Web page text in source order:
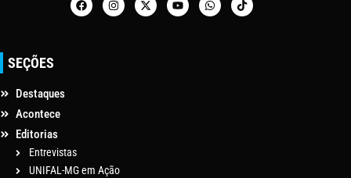
SEÇÕES
Destaques
Acontece
Editorias
Entrevistas
UNIFAL-MG em Ação